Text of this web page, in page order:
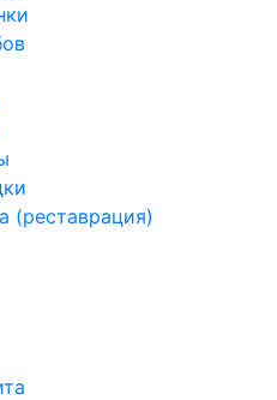
(реставрация)